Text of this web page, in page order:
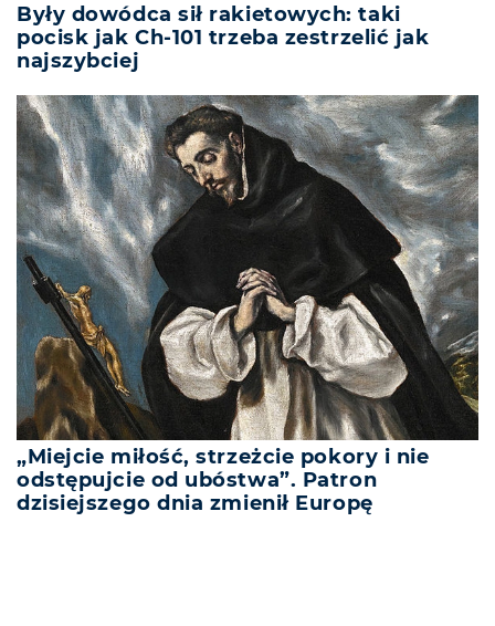
Były dowódca sił rakietowych: taki
pocisk jak Ch-101 trzeba zestrzelić jak
najszybciej
„Miejcie miłość, strzeżcie pokory i nie
odstępujcie od ubóstwa”. Patron
dzisiejszego dnia zmienił Europę